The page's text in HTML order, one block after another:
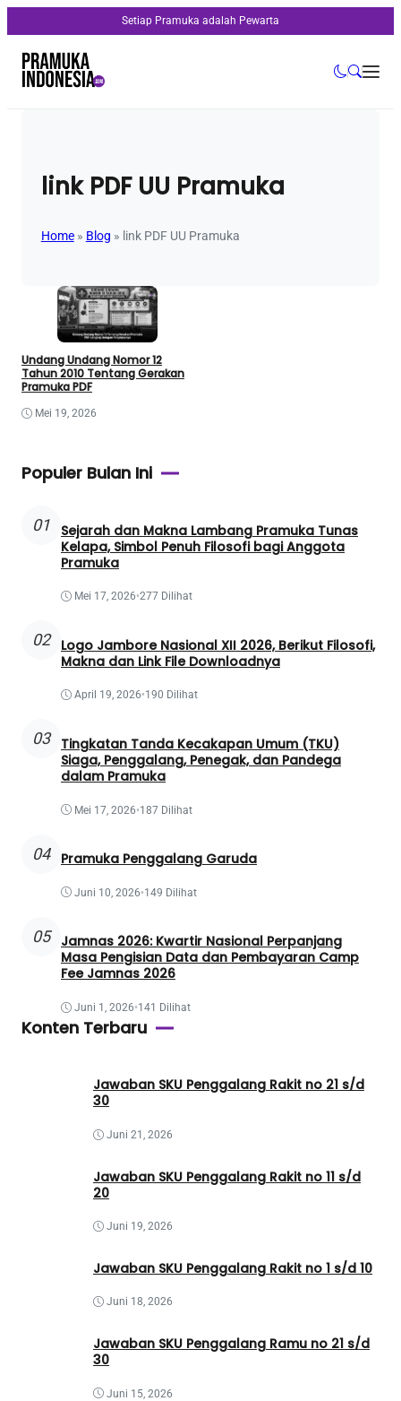
Setiap Pramuka adalah Pewarta
link PDF UU Pramuka
Home» Blog » link PDF UU Pramuka
Undang Undang Nomor 12
Tahun 2010 Tentang Gerakan
Pramuka PDF
Mei 19, 2026
Populer Bulan Ini
01
Sejarah dan Makna Lambang Pramuka Tunas
Kelapa, Simbol Penuh Filosofi bagi Anggota
Pramuka
Mei 17, 2026•277 Dilihat
02
Logo Jambore Nasional XII 2026, Berikut Filosofi,
Makna dan Link File Downloadnya
April 19, 2026•190 Dilihat
03
Tingkatan Tanda Kecakapan Umum (TKU)
Siaga, Penggalang, Penegak, dan Pandega
dalam Pramuka
Mei 17, 2026•187 Dilihat
04 Pramuka Penggalang Garuda
Juni 10, 2026•149 Dilihat
05
Jamnas 2026: Kwartir Nasional Perpanjang
Masa Pengisian Data dan Pembayaran Camp
Fee Jamnas 2026
Juni 1, 2026•141 Dilihat
Konten Terbaru
Jawaban SKU Penggalang Rakit no 21 s/d
30
Juni 21, 2026
Jawaban SKU Penggalang Rakit no 11 s/d
20
Juni 19, 2026
Jawaban SKU Penggalang Rakit no 1 s/d 10
Juni 18, 2026
Jawaban SKU Penggalang Ramu no 21 s/d
30
Juni 15, 2026